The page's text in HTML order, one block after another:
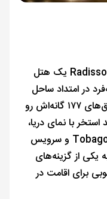
Radisson Collection Hotel Waterfront یک هتل
در امتداد ساحل
Granger Bay است که بسیاری از اتاق‌های ۱۷۷ گانه‌اش رو
با نمای دریا،
اسپا، باشگاه مجهز، رستوران مشهور Tobago’s و سرویس
یکی از گزینه‌های
برای اقامت در